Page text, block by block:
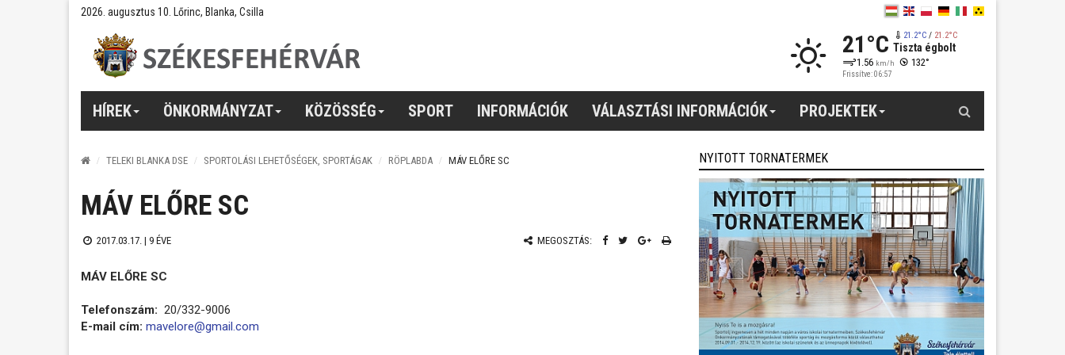
2026. augusztus 10. Lőrinc, Blanka, Csilla
21°C 21.2°C/ 21.2°C
Tiszta égbolt
1.56 km/h 132°
Frissítve: 06:57
HÍREK ÖNKORMÁNYZAT KÖZÖSSÉG SPORT INFORMÁCIÓK VÁLASZTÁSI INFORMÁCIÓK PROJEKTEK
TELEKI BLANKA DSE SPORTOLÁSI LEHETŐSÉGEK, SPORTÁGAK RÖPLABDA MÁV ELŐRE SC
MÁV ELŐRE SC
2017.03.17. | 9 ÉVE MEGOSZTÁS:
MÁV ELŐRE SC
Telefonszám: 20/332-9006
E-mail cím: mavelore@gmail.com
NYITOTT TORNATERMEK